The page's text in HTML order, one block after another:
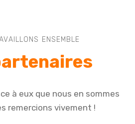
ENSEMBLE
à eux que nous en sommes
remercions vivement !